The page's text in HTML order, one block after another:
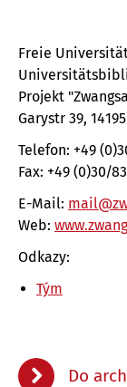
Freie
Projekt
Garystr 39,
Telefon: +49
Fax: +49 (0)30/
E-Mail:
Web:
Odkazy:
Tým
Do